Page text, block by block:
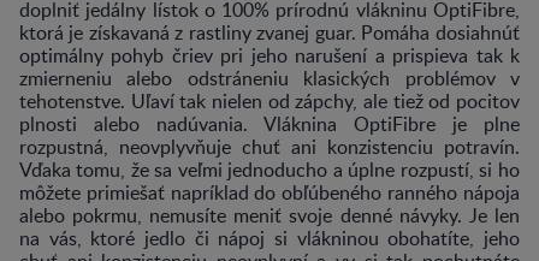
doplniť jedálny lístok o 100% prírodnú vlákninu OptiFibre,
ktorá je získavaná z rastliny zvanej guar. Pomáha dosiahnúť
optimálny pohyb čriev pri jeho narušení a prispieva tak k
zmierneniu alebo odstráneniu klasických problémov v
tehotenstve. Uľaví tak nielen od zápchy, ale tiež od pocitov
plnosti alebo nadúvania. Vláknina OptiFibre je plne
rozpustná, neovplyvňuje chuť ani konzistenciu potravín.
Vďaka tomu, že sa veľmi jednoducho a úplne rozpustí, si ho
môžete primiešať napríklad do obľúbeného ranného nápoja
alebo pokrmu, nemusíte meniť svoje denné návyky. Je len
na vás, ktoré jedlo či nápoj si vlákninou obohatíte, jeho